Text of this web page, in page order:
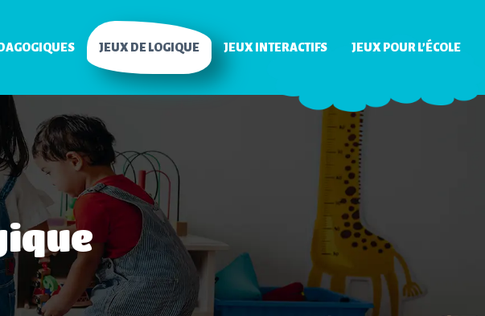
JEUX DE LOGIQUE JEUX INTERACTIFS JEUX POUR L’ÉCOLE